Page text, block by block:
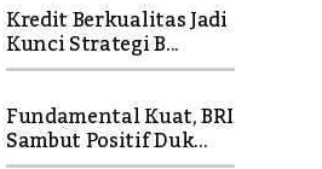
Kredit Berkualitas Jadi
Kunci Strategi B...
Fundamental Kuat, BRI
Sambut Positif Duk...